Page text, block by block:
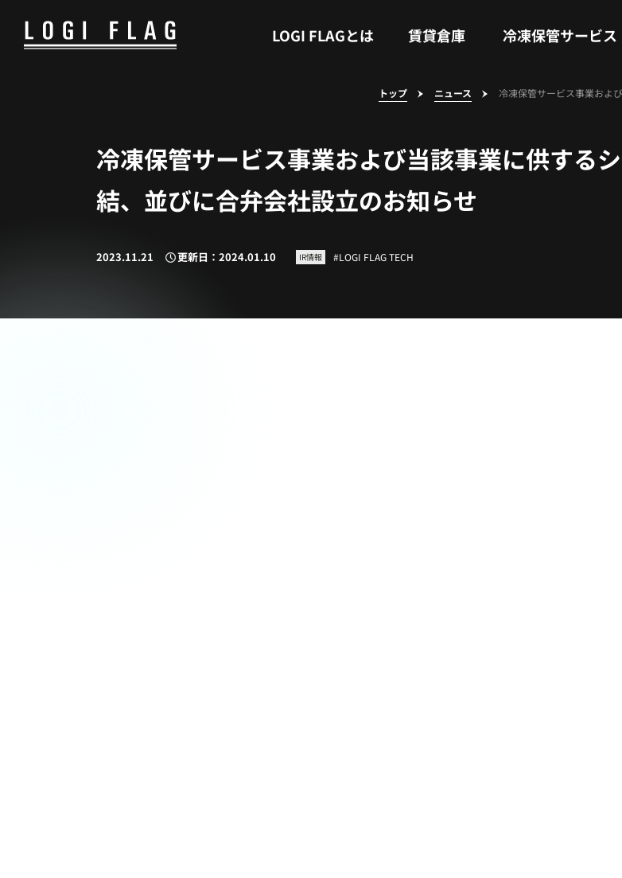
LOGI FLAGとは 賃貸倉庫 冷凍保管サービス
トップ ニュース 冷凍保管サービス事業およ
冷凍保管サービス事業および当該事業に供する
結、並びに合弁会社設立のお知らせ
2023.11.21 更新日：2024.01.10 IR情報 LOGI FLAG TECH